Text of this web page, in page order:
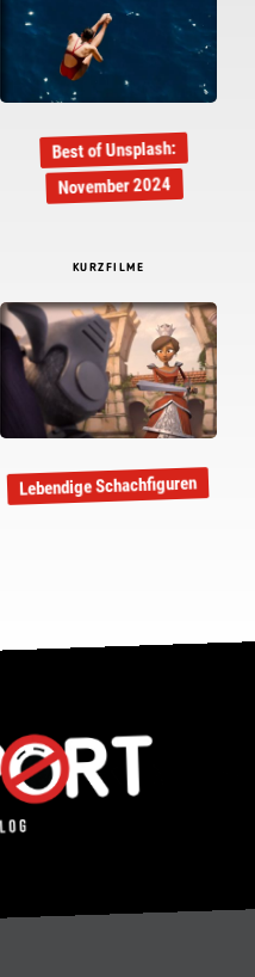
Best of Unsplash:
November 2024
KURZFILME
Lebendige Schachfiguren